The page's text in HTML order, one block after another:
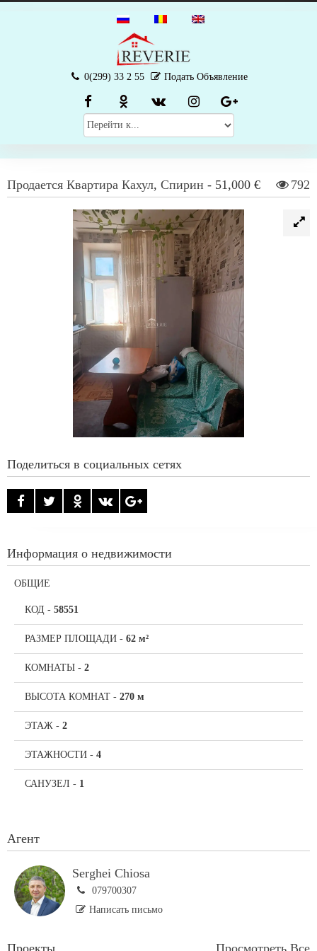
0(299) 33 2 55 Подать Объявление
Продается Квартира Кахул, Спирин - 51,000 € 792
Поделиться в социальных сетях
Информация о недвижимости
ОБЩИЕ
КОД - 58551
РАЗМЕР ПЛОЩАДИ - 62 м²
КОМНАТЫ - 2
ВЫСОТА КОМНАТ - 270 м
ЭТАЖ - 2
ЭТАЖНОСТИ - 4
САНУЗЕЛ - 1
Агент
Serghei Chiosa
079700307
Написать письмо
Проекты Просмотреть Все